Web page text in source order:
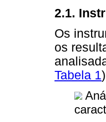
2.1.
Os
os
Tabela 1